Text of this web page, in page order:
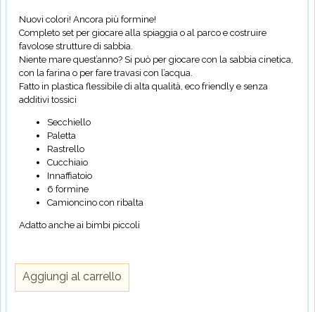
Nuovi colori! Ancora più formine!
Completo set per giocare alla spiaggia o al parco e costruire
favolose strutture di sabbia.
Niente mare quest’anno? Si può per giocare con la sabbia cinetica,
con la farina o per fare travasi con l’acqua.
Fatto in plastica flessibile di alta qualità, eco friendly e senza
additivi tossici
Secchiello
Paletta
Rastrello
Cucchiaio
Innaffiatoio
6 formine
Camioncino con ribalta
Adatto anche ai bimbi piccoli
Spiaggia
Aggiungi al carrello